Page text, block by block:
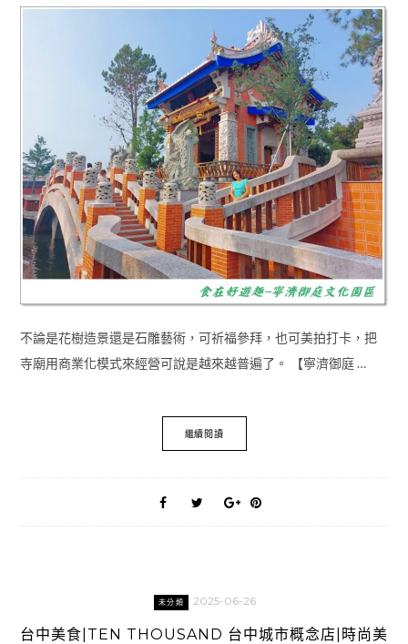
不論是花樹造景還是石雕藝術，可祈福參拜，也可美拍打卡，把
寺廟用商業化模式來經營可說是越來越普遍了。 【寧濟御庭 …
繼續閱讀
未分類 2025-06-26
台中美食|TEN THOUSAND 台中城市概念店|時尚美